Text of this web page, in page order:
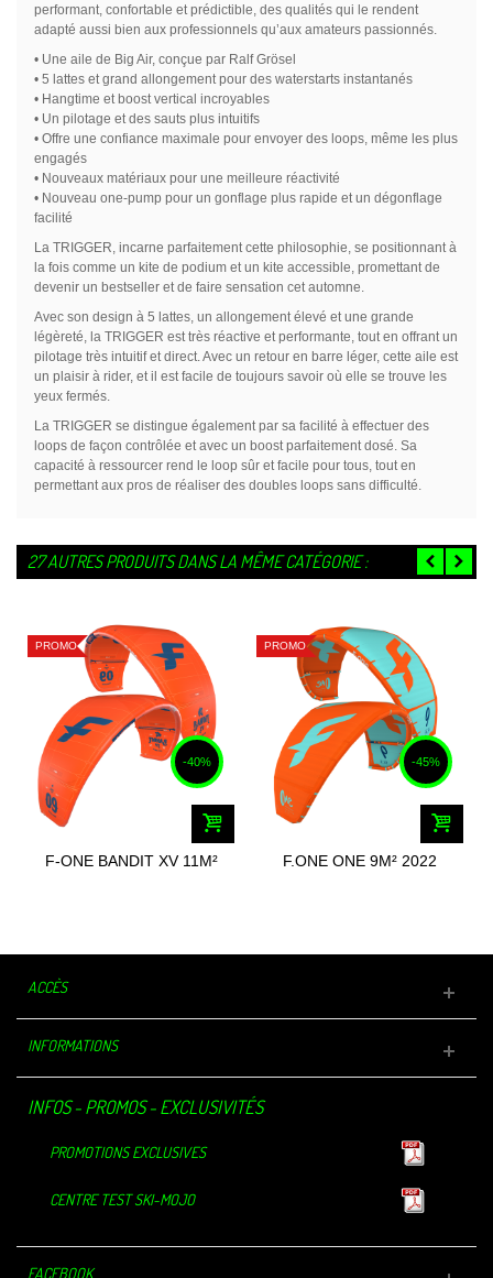
performant, confortable et prédictible, des qualités qui le rendent
adapté aussi bien aux professionnels qu’aux amateurs passionnés.
• Une aile de Big Air, conçue par Ralf Grösel
• 5 lattes et grand allongement pour des waterstarts instantanés
• Hangtime et boost vertical incroyables
• Un pilotage et des sauts plus intuitifs
• Offre une confiance maximale pour envoyer des loops, même les plus
engagés
• Nouveaux matériaux pour une meilleure réactivité
• Nouveau one-pump pour un gonflage plus rapide et un dégonflage
facilité
La TRIGGER, incarne parfaitement cette philosophie, se positionnant à
la fois comme un kite de podium et un kite accessible, promettant de
devenir un bestseller et de faire sensation cet automne.
Avec son design à 5 lattes, un allongement élevé et une grande
légèreté, la TRIGGER est très réactive et performante, tout en offrant un
pilotage très intuitif et direct. Avec un retour en barre léger, cette aile est
un plaisir à rider, et il est facile de toujours savoir où elle se trouve les
yeux fermés.
La TRIGGER se distingue également par sa facilité à effectuer des
loops de façon contrôlée et avec un boost parfaitement dosé. Sa
capacité à ressourcer rend le loop sûr et facile pour tous, tout en
permettant aux pros de réaliser des doubles loops sans difficulté.
27 AUTRES PRODUITS DANS LA MÊME CATÉGORIE :
PROMO
-40%
F-ONE BANDIT XV 11M²
PROMO
-45%
F.ONE ONE 9M² 2022
ACCÈS
INFORMATIONS
INFOS - PROMOS - EXCLUSIVITÉS
PROMOTIONS EXCLUSIVES
CENTRE TEST SKI-MOJO
FACEBOOK